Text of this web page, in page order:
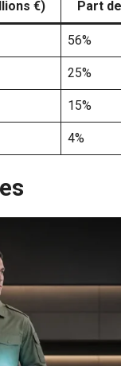
€) Part
56%
25%
15%
4%